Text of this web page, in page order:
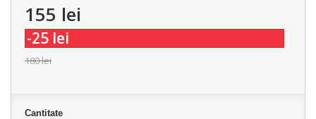
155 lei
-25 lei
180 lei
Cantitate